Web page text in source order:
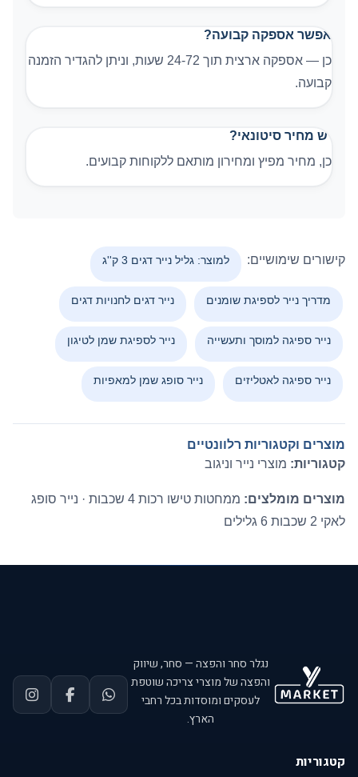
אפשר אספקה קבועה?
כן — אספקה ארצית תוך 24-72 שעות, וניתן להגדיר הזמנה
קבועה.
יש מחיר סיטונאי?
כן, מחיר מפיץ ומחירון מותאם ללקוחות קבועים.
קישורים שימושיים: למוצר: גליל נייר דגים 3 ק''ג
מדריך נייר לספיגת שומנים נייר דגים לחנויות דגים
נייר ספיגה למוסך ותעשייה נייר לספיגת שמן לטיגון
נייר ספיגה לאטליזים נייר סופג שמן למאפיות
מוצרים וקטגוריות רלוונטיים
קטגוריות: מוצרי נייר וניגוב
מוצרים מומלצים: ממחטות טישו רכות 4 שכבות · נייר סופג
לאקי 2 שכבות 6 גלילים
נגלר סחר והפצה — סחר, שיווק
והפצה של מוצרי צריכה שוטפת
לעסקים ומוסדות בכל רחבי
הארץ.
קטגוריות